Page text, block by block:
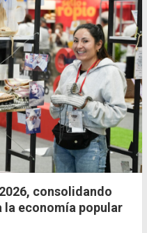
consolidando
la economía popular